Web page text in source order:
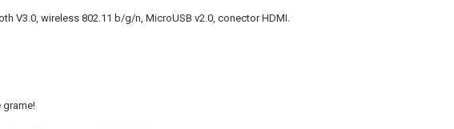
V3.0, wireless 802.11 b/g/n, MicroUSB v2.0, conector HDMI.
grame!